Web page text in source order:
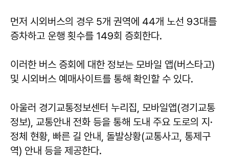
먼저 시외버스의 경우 5개 권역에 44개 노선 93대를
증차하고 운행 횟수를 149회 증회한다.
이러한 버스 증회에 대한 정보는 모바일 앱(버스타고)
및 시외버스 예매사이트를 통해 확인할 수 있다.
아울러 경기교통정보센터 누리집, 모바일앱(경기교통
정보), 교통안내 전화 등을 통해 도내 주요 도로의 지·
정체 현황, 빠른 길 안내, 돌발상황(교통사고, 통제구
역) 안내 등을 제공한다.